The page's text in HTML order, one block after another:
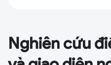
Nghiên cứu